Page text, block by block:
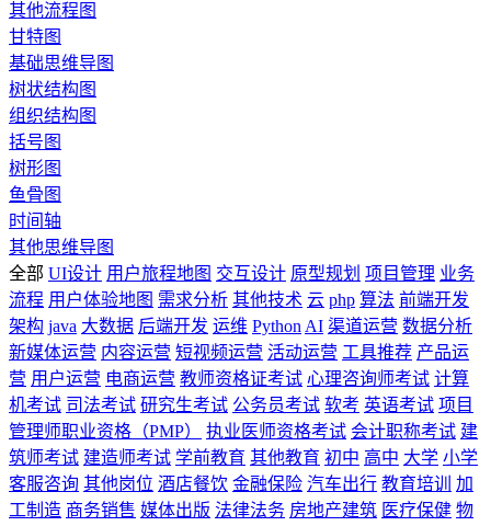
其他流程图
甘特图
基础思维导图
树状结构图
组织结构图
括号图
树形图
鱼骨图
时间轴
其他思维导图
全部 UI设计 用户旅程地图 交互设计 原型规划 项目管理 业务
流程 用户体验地图 需求分析 其他技术 云 php 算法 前端开发
架构 java 大数据 后端开发 运维 Python AI 渠道运营 数据分析
新媒体运营 内容运营 短视频运营 活动运营 工具推荐 产品运
营 用户运营 电商运营 教师资格证考试 心理咨询师考试 计算
机考试 司法考试 研究生考试 公务员考试 软考 英语考试 项目
管理师职业资格（PMP）
执业医师资格考试 会计职称考试 建
筑师考试 建造师考试 学前教育 其他教育 初中 高中 大学 小学
客服咨询 其他岗位 酒店餐饮 金融保险 汽车出行 教育培训
加
工制造 商务销售 媒体出版 法律法务 房地产建筑 医疗保健 物